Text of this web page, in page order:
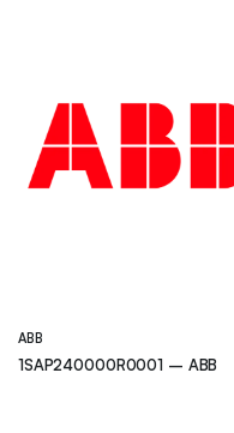
ABB
1SAP240000R0001 – ABB